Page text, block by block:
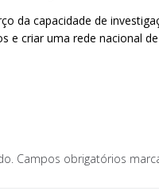
da capacidade de
e criar uma rede nacional
Campos obrigatórios